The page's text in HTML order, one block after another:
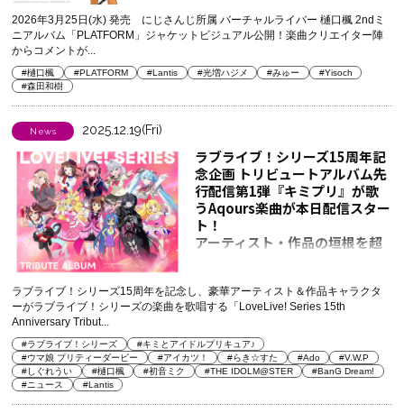
2026年3月25日(水) 発売 にじさんじ所属 バーチャルライバー 樋口楓 2ndミ
ニアルバム「PLATFORM」ジャケットビジュアル公開！楽曲クリエイター陣
からコメントが...
#樋口楓 #PLATFORM #Lantis #光増ハジメ #みゅー
#Yisoch
#森田和樹
News 2025.12.19(Fri)
ラブライブ！シリーズ15周年記
念企画 トリビュートアルバム先
行配信第1弾『キミプリ』が歌
うAqours楽曲が本日配信スター
ト！
アーティスト・作品の垣根を超
ラブライブ！シリーズ15周年を記念し、豪華アーティスト＆作品キャラクタ
ーがラブライブ！シリーズの楽曲を歌唱する「LoveLive! Series 15th
Anniversary Tribut...
#ラブライブ！シリーズ
#キミとアイドルプリキュア♪
#ウマ娘 プリティーダービー
#アイカツ！ #らき☆すた #Ado
#V.W.P
#しぐれうい
#樋口楓 #初音ミク #THE IDOLM@STER
#BanG Dream!
#ニュース
#Lantis